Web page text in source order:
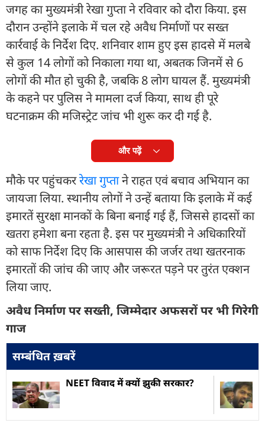
जगह का मुख्यमंत्री रेखा गुप्ता ने रविवार को दौरा किया. इस
दौरान उन्होंने इलाके में चल रहे अवैध निर्माणों पर सख्त
कार्रवाई के निर्देश दिए. शनिवार शाम हुए इस हादसे में मलबे
से कुल 14 लोगों को निकाला गया था, अबतक जिनमें से 6
लोगों की मौत हो चुकी है, जबकि 8 लोग घायल हैं. मुख्यमंत्री
के कहने पर पुलिस ने मामला दर्ज किया, साथ ही पूरे
घटनाक्रम की मजिस्ट्रेट जांच भी शुरू कर दी गई है.
और पढ़ें
मौके पर पहुंचकररेखा गुप्ताने राहत एवं बचाव अभियान का
जायजा लिया. स्थानीय लोगों ने उन्हें बताया कि इलाके में कई
इमारतें सुरक्षा मानकों के बिना बनाई गई हैं, जिससे हादसों का
खतरा हमेशा बना रहता है. इस पर मुख्यमंत्री ने अधिकारियों
को साफ निर्देश दिए कि आसपास की जर्जर तथा खतरनाक
इमारतों की जांच की जाए और जरूरत पड़ने पर तुरंत एक्शन
लिया जाए.
अवैध निर्माण पर सख्ती, जिम्मेदार अफसरों पर भी गिरेगी
गाज
सम्बंधित ख़बरें
NEET विवाद में क्यों झुकी सरकार?